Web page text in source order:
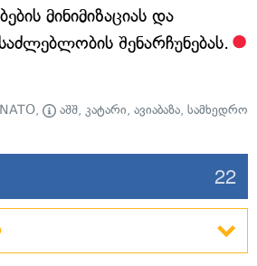
მინიმიზაციას და
შენარჩუნებას.
NATO, აშშ, კატარი, ავიაბაზა, სამხედრო
22